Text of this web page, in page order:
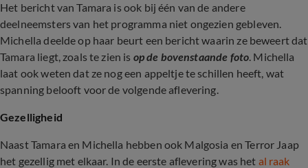
Het bericht van Tamara is ook bij één van de andere
deelneemsters van het programma niet ongezien gebleven.
Michella deelde op haar beurt een bericht waarin ze beweert dat
Tamara liegt, zoals te zien is op de bovenstaande foto. Michella
laat ook weten dat ze nog een appeltje te schillen heeft, wat
spanning belooft voor de volgende aflevering.
Gezelligheid
Naast Tamara en Michella hebben ook Malgosia en Terror Jaap
het gezellig met elkaar. In de eerste aflevering was het al raak